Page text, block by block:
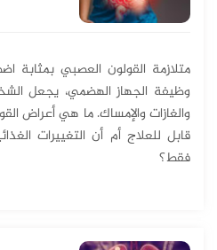
متلازمة القولون العصبي
وظيفة الجهاز الهضمي، يجعل
والغازات والإمساك. ما هي أعراض
قابل للعلاج أم أن التغييرات
فقط؟